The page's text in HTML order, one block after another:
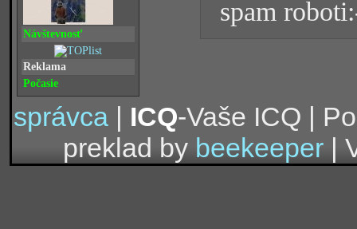
Návštevnosť
Reklama
Počasie
spam
správca| ICQ-Vaše ICQ |
preklad by beekeeper |